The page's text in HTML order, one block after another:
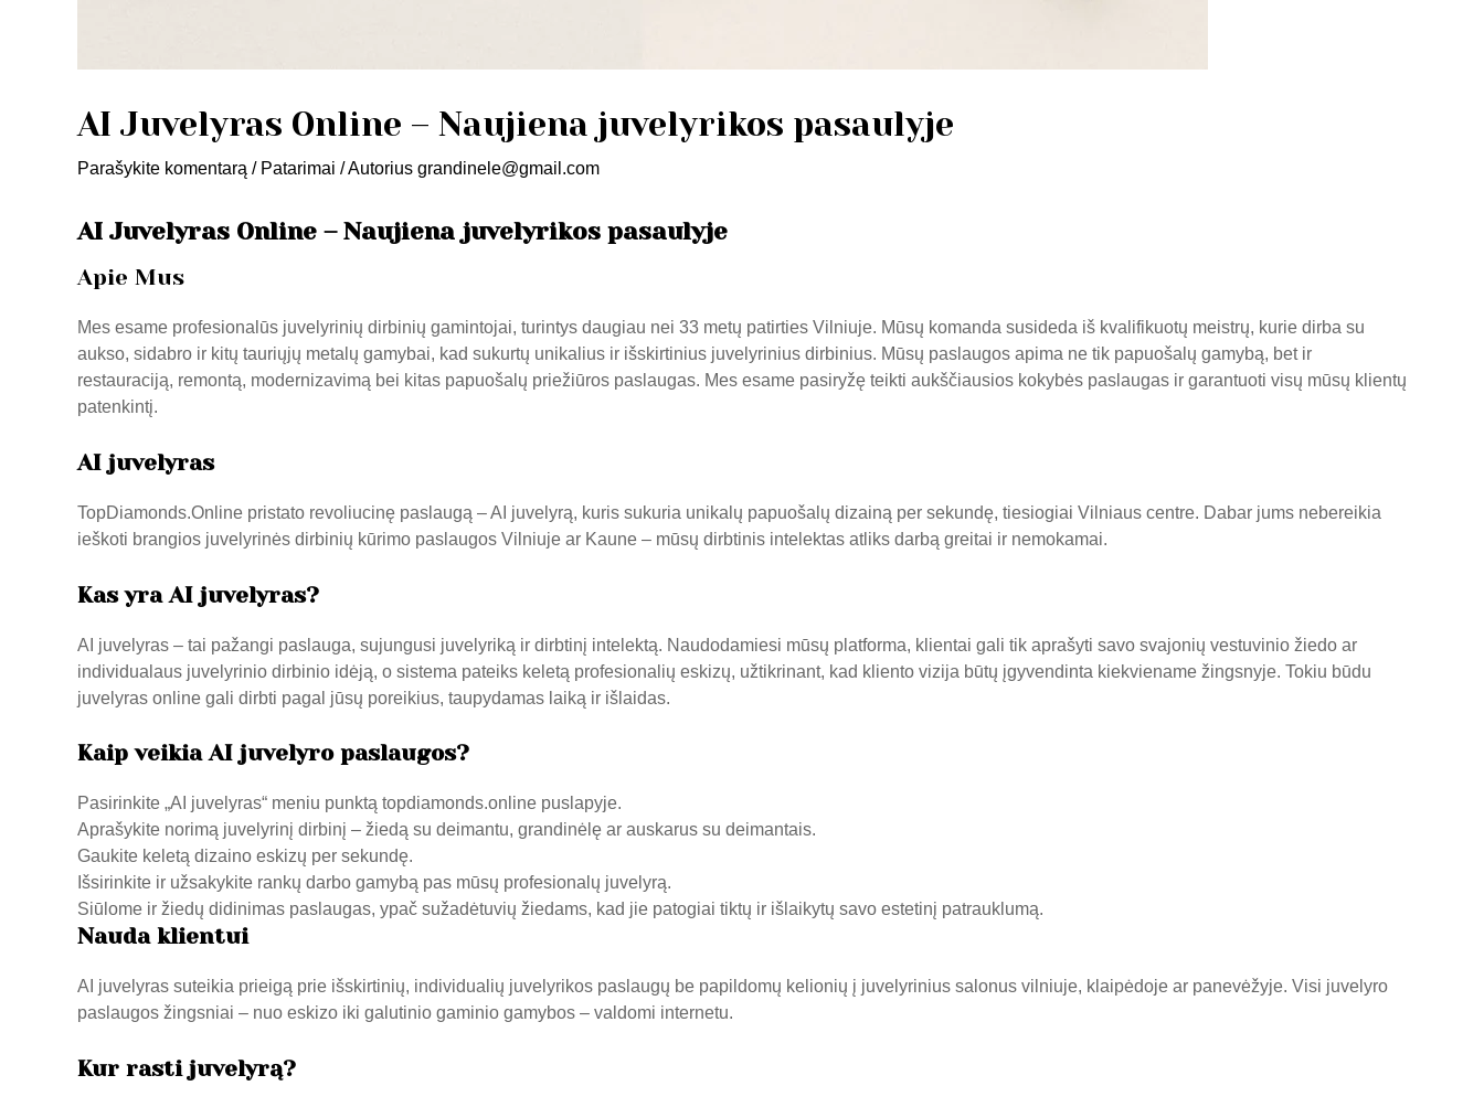
AI Juvelyras Online – Naujiena juvelyrikos pasaulyje
Parašykite komentarą / Patarimai / Autorius grandinele@gmail.com
AI Juvelyras Online – Naujiena juvelyrikos pasaulyje
Apie Mus
Mes esame profesionalūs juvelyrinių dirbinių gamintojai, turintys daugiau nei 33 metų patirties Vilniuje. Mūsų komanda susideda iš kvalifikuotų meistrų, kurie dirba su
aukso, sidabro ir kitų tauriųjų metalų gamybai, kad sukurtų unikalius ir išskirtinius juvelyrinius dirbinius. Mūsų paslaugos apima ne tik papuošalų gamybą, bet ir
restauraciją, remontą, modernizavimą bei kitas papuošalų priežiūros paslaugas. Mes esame pasiryžę teikti aukščiausios kokybės paslaugas ir garantuoti visų mūsų klientų
patenkintį.
AI juvelyras
TopDiamonds.Online pristato revoliucinę paslaugą – AI juvelyrą, kuris sukuria unikalų papuošalų dizainą per sekundę, tiesiogiai Vilniaus centre. Dabar jums nebereikia
ieškoti brangios juvelyrinės dirbinių kūrimo paslaugos Vilniuje ar Kaune – mūsų dirbtinis intelektas atliks darbą greitai ir nemokamai.
Kas yra AI juvelyras?
AI juvelyras – tai pažangi paslauga, sujungusi juvelyriką ir dirbtinį intelektą. Naudodamiesi mūsų platforma, klientai gali tik aprašyti savo svajonių vestuvinio žiedo ar
individualaus juvelyrinio dirbinio idėją, o sistema pateiks keletą profesionalių eskizų, užtikrinant, kad kliento vizija būtų įgyvendinta kiekviename žingsnyje. Tokiu būdu
juvelyras online gali dirbti pagal jūsų poreikius, taupydamas laiką ir išlaidas.
Kaip veikia AI juvelyro paslaugos?
Pasirinkite „AI juvelyras“ meniu punktą topdiamonds.online puslapyje.
Aprašykite norimą juvelyrinį dirbinį – žiedą su deimantu, grandinėlę ar auskarus su deimantais.
Gaukite keletą dizaino eskizų per sekundę.
Išsirinkite ir užsakykite rankų darbo gamybą pas mūsų profesionalų juvelyrą.
Siūlome ir žiedų didinimas paslaugas, ypač sužadėtuvių žiedams, kad jie patogiai tiktų ir išlaikytų savo estetinį patrauklumą.
Nauda klientui
AI juvelyras suteikia prieigą prie išskirtinių, individualių juvelyrikos paslaugų be papildomų kelionių į juvelyrinius salonus vilniuje, klaipėdoje ar panevėžyje. Visi juvelyro
paslaugos žingsniai – nuo eskizo iki galutinio gaminio gamybos – valdomi internetu.
Kur rasti juvelyrą?